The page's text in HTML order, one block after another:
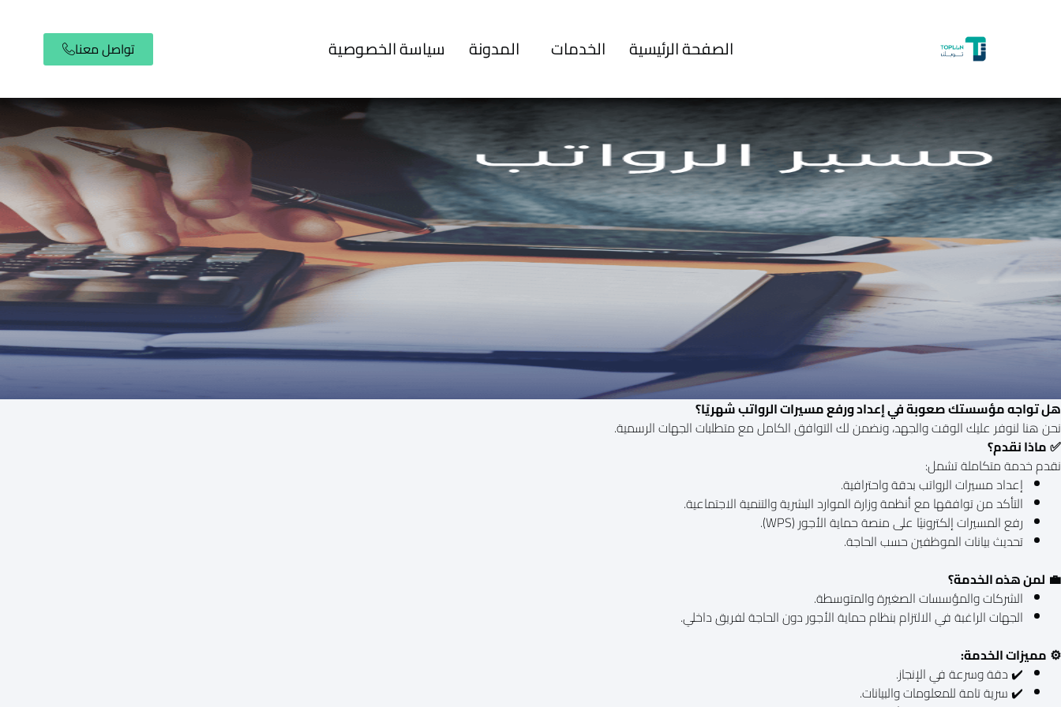
الصفحة الرئيسية الخدمات المدونة سياسة الخصوصية تواصل معنا
هل تواجه مؤسستك صعوبة في إعداد ورفع مسيرات الرواتب شهريًا؟
نحن هنا لنوفر عليك الوقت والجهد، ونضمن لك التوافق الكامل مع متطلبات الجهات الرسمية.
✅ماذا نقدم؟
نقدم خدمة متكاملة تشمل:
إعداد مسيرات الرواتب بدقة واحترافية.
التأكد من توافقها مع أنظمة وزارة الموارد البشرية والتنمية الاجتماعية.
رفع المسيرات إلكترونيًا على منصة حماية الأجور (WPS).
تحديث بيانات الموظفين حسب الحاجة.
💼 لمن هذه الخدمة؟
الشركات والمؤسسات الصغيرة والمتوسطة.
الجهات الراغبة في الالتزام بنظام حماية الأجور دون الحاجة لفريق داخلي.
⚙️ مميزات الخدمة:
✔️ دقة وسرعة في الإنجاز.
✔️ سرية تامة للمعلومات والبيانات.